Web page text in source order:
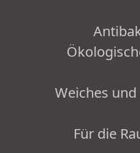
Weiches
Für die